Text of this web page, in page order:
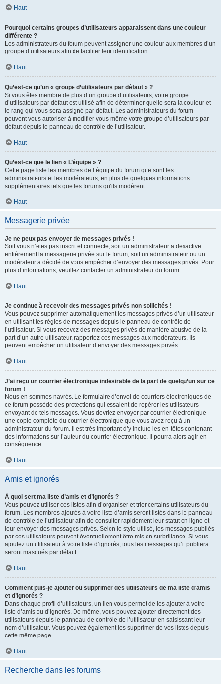
Haut
Pourquoi certains groupes d’utilisateurs apparaissent dans une couleur
différente ?
Les administrateurs du forum peuvent assigner une couleur aux membres d’un
groupe d’utilisateurs afin de faciliter leur identification.
Haut
Qu’est-ce qu’un « groupe d’utilisateurs par défaut » ?
Si vous êtes membre de plus d’un groupe d’utilisateurs, votre groupe
d’utilisateurs par défaut est utilisé afin de déterminer quelle sera la couleur et
le rang qui vous sera assigné par défaut. Les administrateurs du forum
peuvent vous autoriser à modifier vous-même votre groupe d’utilisateurs par
défaut depuis le panneau de contrôle de l’utilisateur.
Haut
Qu’est-ce que le lien « L’équipe » ?
Cette page liste les membres de l’équipe du forum que sont les
administrateurs et les modérateurs, en plus de quelques informations
supplémentaires tels que les forums qu’ils modèrent.
Haut
Messagerie privée
Je ne peux pas envoyer de messages privés !
Soit vous n’êtes pas inscrit et connecté, soit un administrateur a désactivé
entièrement la messagerie privée sur le forum, soit un administrateur ou un
modérateur a décidé de vous empêcher d’envoyer des messages privés. Pour
plus d’informations, veuillez contacter un administrateur du forum.
Haut
Je continue à recevoir des messages privés non sollicités !
Vous pouvez supprimer automatiquement les messages privés d’un utilisateur
en utilisant les règles de messages depuis le panneau de contrôle de
l’utilisateur. Si vous recevez des messages privés de manière abusive de la
part d’un autre utilisateur, rapportez ces messages aux modérateurs. Ils
peuvent empêcher un utilisateur d’envoyer des messages privés.
Haut
J’ai reçu un courrier électronique indésirable de la part de quelqu’un sur ce
forum !
Nous en sommes navrés. Le formulaire d’envoi de courriers électroniques de
ce forum possède des protections qui essaient de repérer les utilisateurs
envoyant de tels messages. Vous devriez envoyer par courrier électronique
une copie complète du courrier électronique que vous avez reçu à un
administrateur du forum. Il est très important d’y inclure les en-têtes contenant
des informations sur l’auteur du courrier électronique. Il pourra alors agir en
conséquence.
Haut
Amis et ignorés
À quoi sert ma liste d’amis et d’ignorés ?
Vous pouvez utiliser ces listes afin d’organiser et trier certains utilisateurs du
forum. Les membres ajoutés à votre liste d’amis seront listés dans le panneau
de contrôle de l’utilisateur afin de consulter rapidement leur statut en ligne et
leur envoyer des messages privés. Selon le style utilisé, les messages publiés
par ces utilisateurs peuvent éventuellement être mis en surbrillance. Si vous
ajoutez un utilisateur à votre liste d’ignorés, tous les messages qu’il publiera
seront masqués par défaut.
Haut
Comment puis-je ajouter ou supprimer des utilisateurs de ma liste d’amis
et d’ignorés ?
Dans chaque profil d’utilisateurs, un lien vous permet de les ajouter à votre
liste d’amis ou d’ignorés. De même, vous pouvez ajouter directement des
utilisateurs depuis le panneau de contrôle de l’utilisateur en saisissant leur
nom d’utilisateur. Vous pouvez également les supprimer de vos listes depuis
cette même page.
Haut
Recherche dans les forums